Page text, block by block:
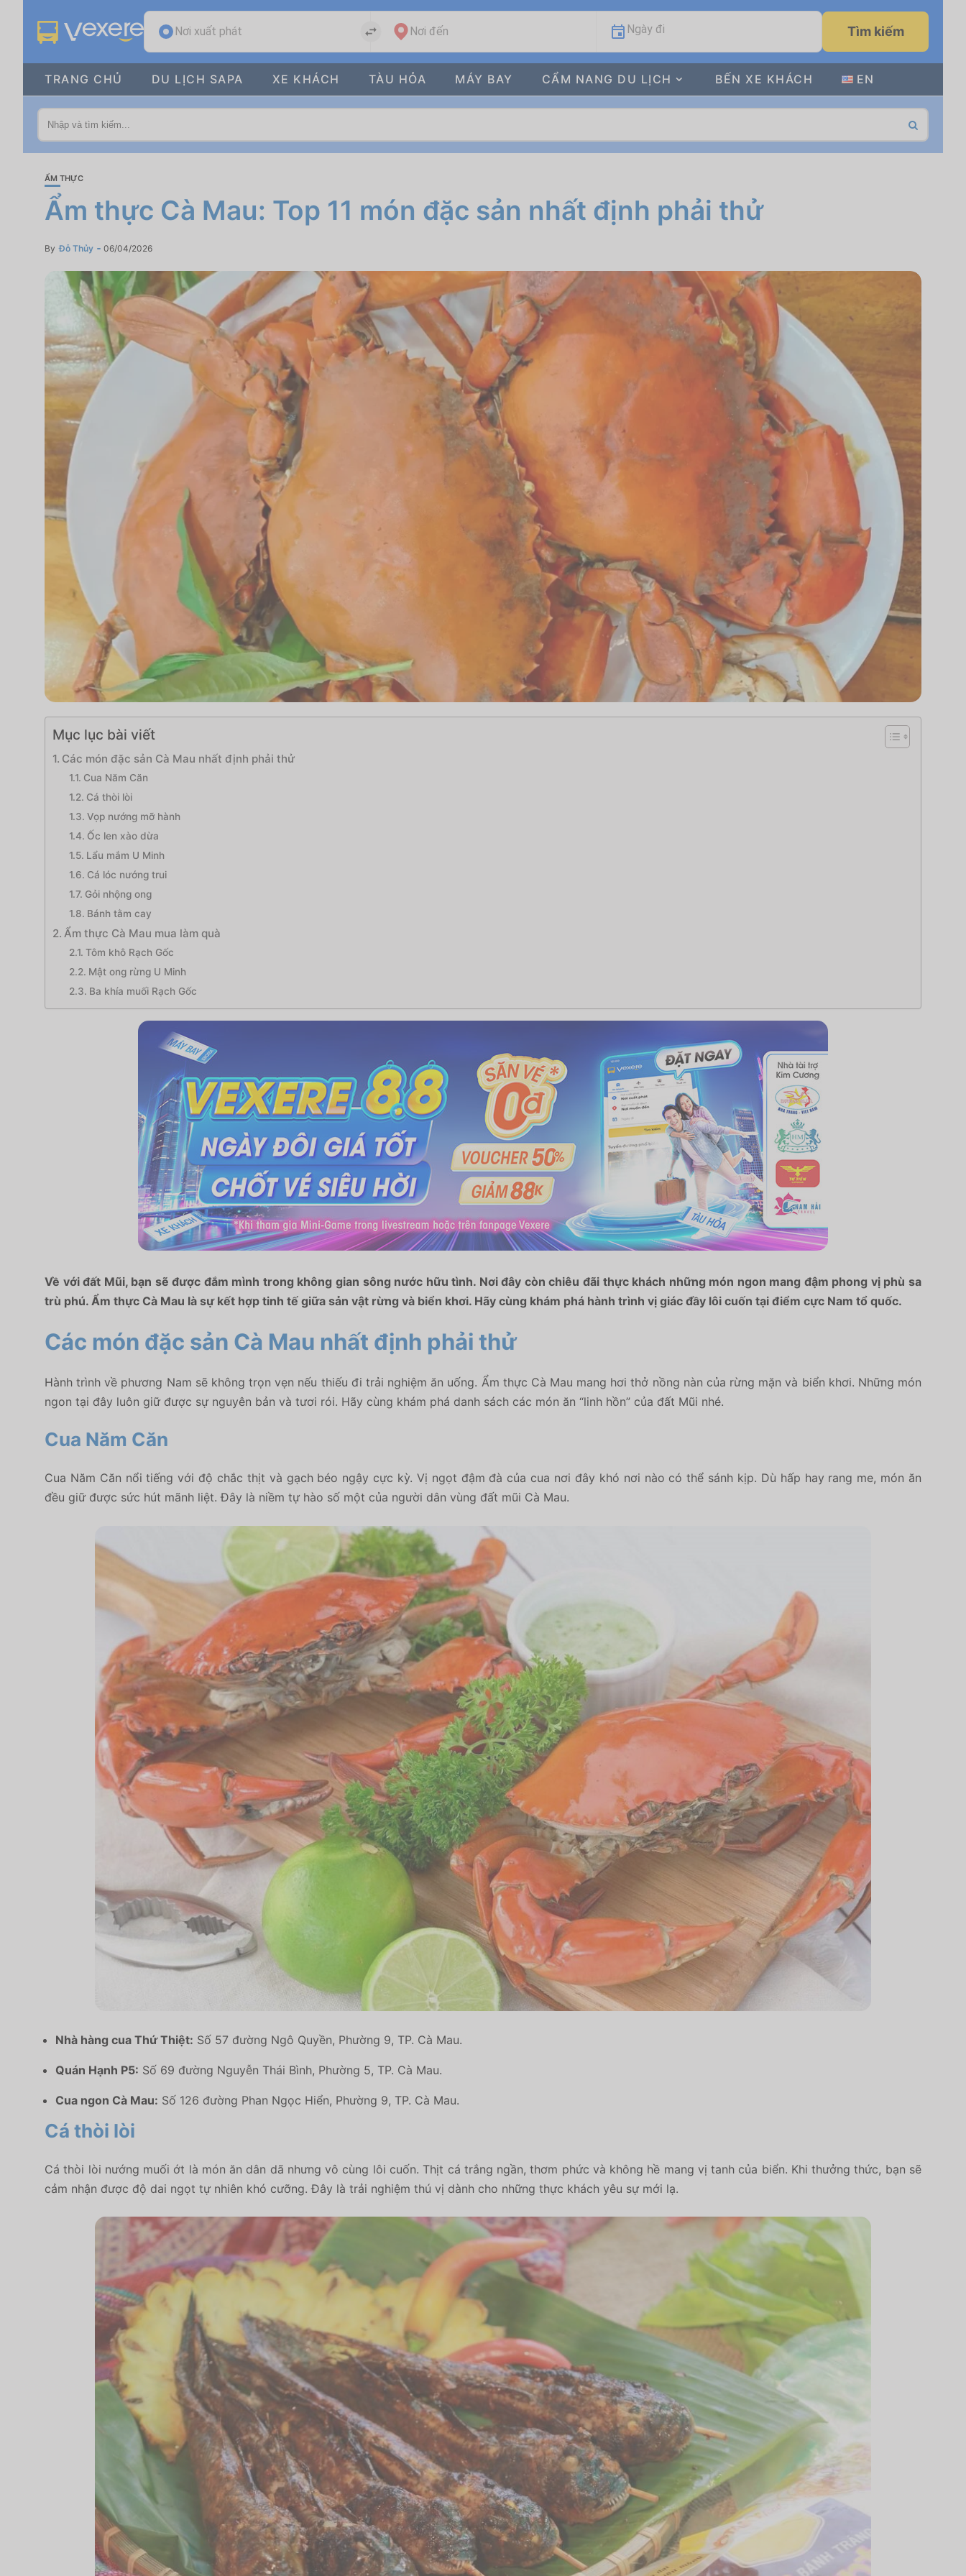
Nơi xuất phát Nơi đến Ngày đi Tìm kiếm
TRANG CHỦ DU LỊCH SAPA XE KHÁCH TÀU HỎA MÁY BAY CẨM NANG DU LỊCH BẾN XE KHÁCH EN
ẨM THỰC
Ẩm thực Cà Mau: Top 11 món đặc sản nhất định phải thử
By Đỗ Thủy 06/04/2026
Mục lục bài viết
Các món đặc sản Cà Mau nhất định phải thử
Cua Năm Căn
Cá thòi lòi
Vọp nướng mỡ hành
Ốc len xào dừa
Lẩu mắm U Minh
Cá lóc nướng trui
Gỏi nhộng ong
Bánh tằm cay
Ẩm thực Cà Mau mua làm quà
Tôm khô Rạch Gốc
Mật ong rừng U Minh
Ba khía muối Rạch Gốc
Về với đất Mũi, bạn sẽ được đắm mình trong không gian sông nước hữu tình. Nơi đây còn chiêu đãi thực khách những món ngon mang đậm phong vị phù sa
trù phú. Ẩm thực Cà Mau là sự kết hợp tinh tế giữa sản vật rừng và biển khơi. Hãy cùng khám phá hành trình vị giác đầy lôi cuốn tại điểm cực Nam tổ quốc.
Các món đặc sản Cà Mau nhất định phải thử
Hành trình về phương Nam sẽ không trọn vẹn nếu thiếu đi trải nghiệm ăn uống. Ẩm thực Cà Mau mang hơi thở nồng nàn của rừng mặn và biển khơi. Những món
ngon tại đây luôn giữ được sự nguyên bản và tươi rói. Hãy cùng khám phá danh sách các món ăn “linh hồn” của đất Mũi nhé.
Cua Năm Căn
Cua Năm Căn nổi tiếng với độ chắc thịt và gạch béo ngậy cực kỳ. Vị ngọt đậm đà của cua nơi đây khó nơi nào có thể sánh kịp. Dù hấp hay rang me, món ăn
đều giữ được sức hút mãnh liệt. Đây là niềm tự hào số một của người dân vùng đất mũi Cà Mau.
Nhà hàng cua Thứ Thiệt: Số 57 đường Ngô Quyền, Phường 9, TP. Cà Mau.
Quán Hạnh P5: Số 69 đường Nguyễn Thái Bình, Phường 5, TP. Cà Mau.
Cua ngon Cà Mau: Số 126 đường Phan Ngọc Hiển, Phường 9, TP. Cà Mau.
Cá thòi lòi
Cá thòi lòi nướng muối ớt là món ăn dân dã nhưng vô cùng lôi cuốn. Thịt cá trắng ngần, thơm phức và không hề mang vị tanh của biển. Khi thưởng thức, bạn sẽ
cảm nhận được độ dai ngọt tự nhiên khó cưỡng. Đây là trải nghiệm thú vị dành cho những thực khách yêu sự mới lạ.